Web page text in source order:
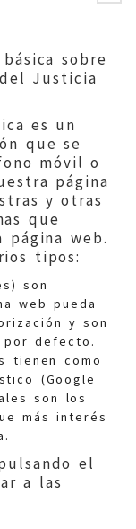
sobre
Justicia
es un
que se
móvil o
página
y otras
que
página web.
tipos:
son
web pueda
y son
por defecto.
tienen como
(Google
son los
más interés
el
a las